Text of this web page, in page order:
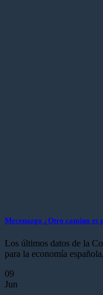
Mecenazgo ¿Otro camino es
Los últimos datos de la
para la economía
09
Jun